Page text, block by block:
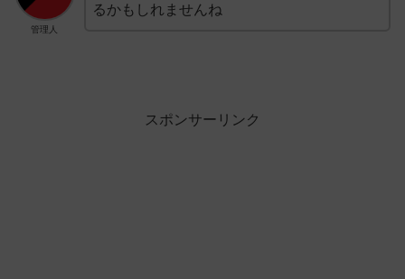
管理人
るかもしれませんね
スポンサーリンク